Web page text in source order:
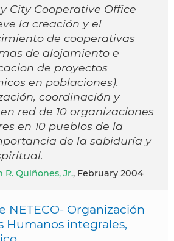
City Cooperative Office
la creación y el
de cooperativas
de alojamiento e
de proyectos
en poblaciones).
coordinación y
red de 10 organizaciones
en 10 pueblos de la
de la sabiduría y
R. Quiñones, Jr., February 2004
NETECO- Organización
Humanos integrales,